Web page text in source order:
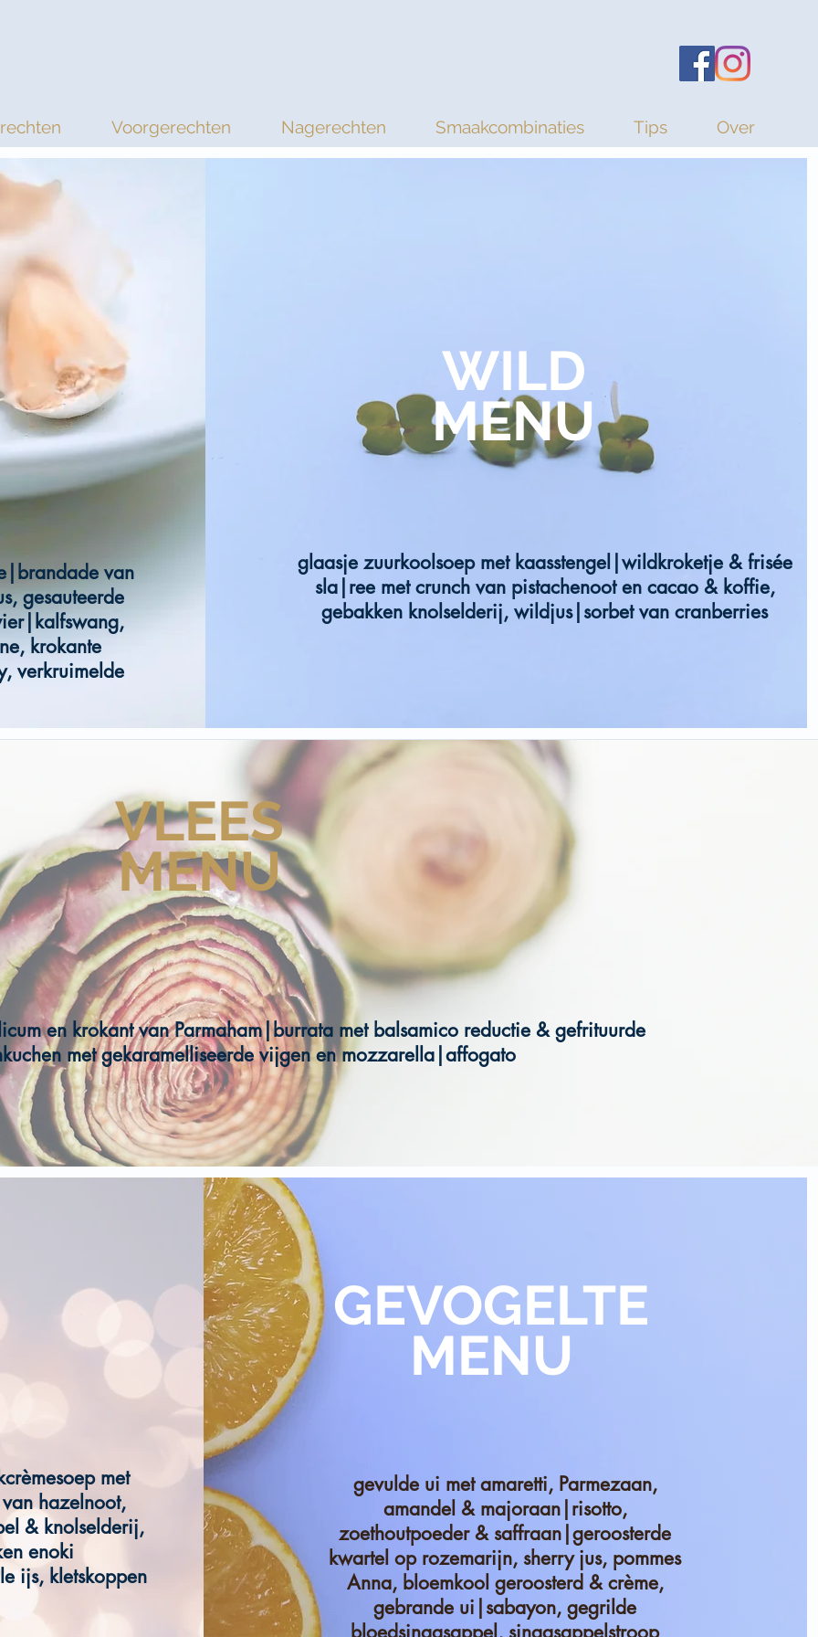
Voorgerechten Nagerechten Smaakcombinaties Tips Over
van
gesauteerde
krokante
verkruimelde
WILD
MENU
glaasje zuurkoolsoep met kaasstengel|wildkroketje & frisée
sla|ree met crunch van pistachenoot en cacao & koffie,
gebakken knolselderij, wildjus|sorbet van cranberries
VLEES
MENU
en krokant van Parmaham|burrata met balsamico reductie & gefrituurde
met gekaramelliseerde vijgen en mozzarella|affogato
met
hazelnoot,
& knolselderij,
enoki
ijs, kletskoppen
GEVOGELTE
MENU
gevulde ui met amaretti, Parmezaan,
amandel & majoraan|risotto,
zoethoutpoeder & saffraan|geroosterde
kwartel op rozemarijn, sherry jus, pommes
Anna, bloemkool geroosterd & crème,
gebrande ui|sabayon, gegrilde
bloedsinaasappel, sinaasappelstroop